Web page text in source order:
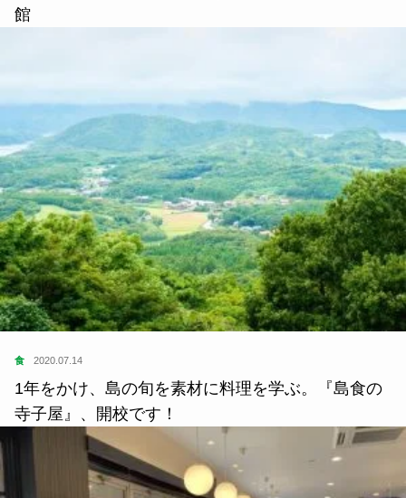
館
食 2020.07.14
1年をかけ、島の旬を素材に料理を学ぶ。『島食の
寺子屋』、開校です！